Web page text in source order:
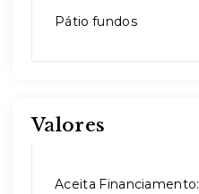
Pátio fundos
Valores
Aceita Financiamento: